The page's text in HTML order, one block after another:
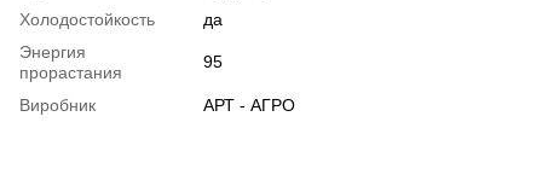
Холодостойкость
да
Энергия
прорастания
95
Виробник АРТ - АГРО